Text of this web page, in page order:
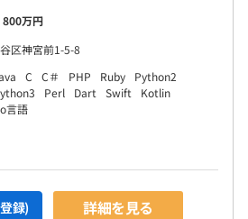
万円
区神宮前1-5-8
C C＃ PHP Ruby
Python2
Perl Dart Swift
Kotlin
言語
録) 詳細を見る